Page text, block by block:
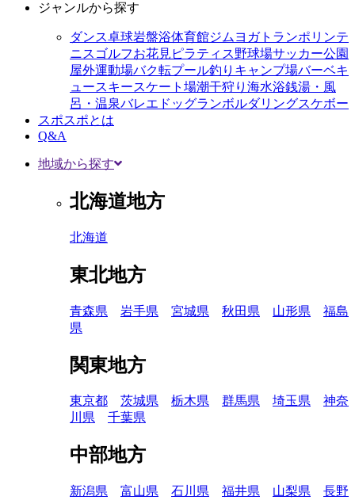
ジャンルから探す
ダンス卓球岩盤浴体育館ジム ヨガトランポリンテ
ニス ゴルフお花見 ピラティス野球場サッカー公園
屋外運動場バク転プール釣り キャンプ場バーベキ
ュースキースケート場潮干狩り 海水浴銭湯・風
呂・温泉バレエ ドッグランボルダリングスケボー
スポスポとは
Q&A
地域から探す
北海道地方
北海道
東北地方
青森県 岩手県 宮城県 秋田県 山形県
福島
県
関東地方
東京都 茨城県 栃木県 群馬県 埼玉県
神奈
川県
千葉県
中部地方
新潟県 富山県 石川県 福井県 山梨県
長野